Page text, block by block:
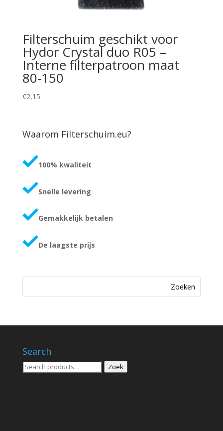
Filterschuim geschikt voor
Hydor Crystal duo R05 –
Interne filterpatroon maat
80-150
€2,15
Waarom Filterschuim.eu?
100% kwaliteit
Snelle levering
Gemakkelijk betalen
De laagste prijs
Zoeken
Search
Zoeken
Zoek